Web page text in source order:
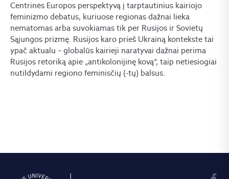
Centrinės Europos perspektyvą į tarptautinius kairiojo
feminizmo debatus, kuriuose regionas dažnai lieka
nematomas arba suvokiamas tik per Rusijos ir Sovietų
Sąjungos prizmę. Rusijos karo prieš Ukrainą kontekste tai
ypač aktualu – globalūs kairieji naratyvai dažnai perima
Rusijos retoriką apie „antikolonijinę kovą“, taip netiesiogiai
nutildydami regiono feminisčių (-tų) balsus.